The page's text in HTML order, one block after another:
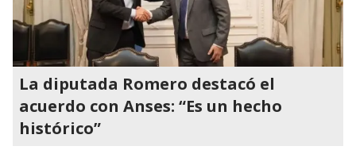
La diputada Romero destacó el
acuerdo con Anses: “Es un hecho
histórico”